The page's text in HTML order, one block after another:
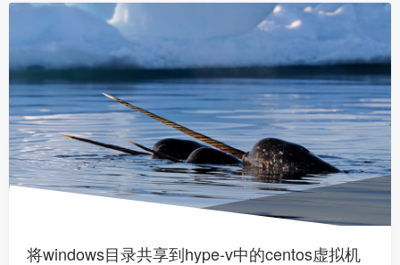
将windows目录共享到hype-v中的centos虚拟机